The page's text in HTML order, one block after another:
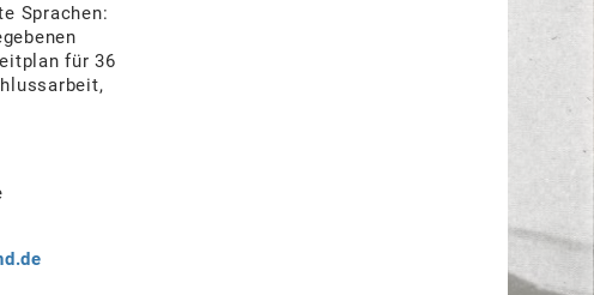
Sprachen:
für 36